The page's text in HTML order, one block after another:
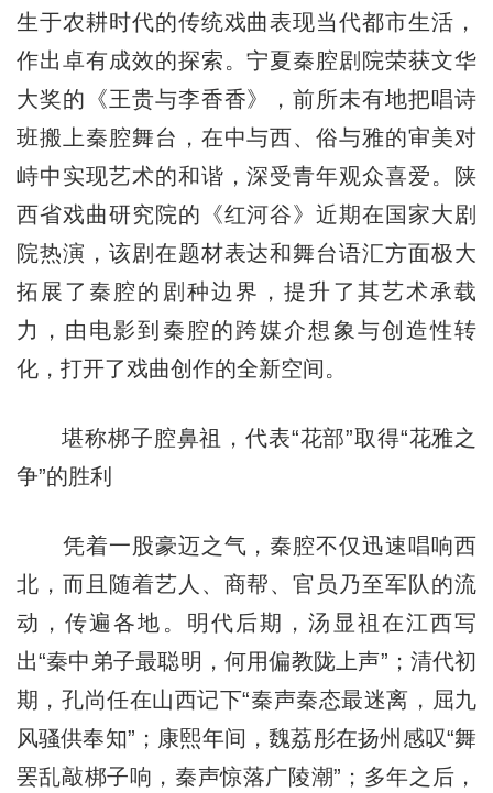
生于农耕时代的传统戏曲表现当代都市生活，
作出卓有成效的探索。宁夏秦腔剧院荣获文华
大奖的《王贵与李香香》，前所未有地把唱诗
班搬上秦腔舞台，在中与西、俗与雅的审美对
峙中实现艺术的和谐，深受青年观众喜爱。陕
西省戏曲研究院的《红河谷》近期在国家大剧
院热演，该剧在题材表达和舞台语汇方面极大
拓展了秦腔的剧种边界，提升了其艺术承载
力，由电影到秦腔的跨媒介想象与创造性转
化，打开了戏曲创作的全新空间。
堪称梆子腔鼻祖，代表“花部”取得“花雅之
争”的胜利
凭着一股豪迈之气，秦腔不仅迅速唱响西
北，而且随着艺人、商帮、官员乃至军队的流
动，传遍各地。明代后期，汤显祖在江西写
出“秦中弟子最聪明，何用偏教陇上声”；清代初
期，孔尚任在山西记下“秦声秦态最迷离，屈九
风骚供奉知”；康熙年间，魏荔彤在扬州感叹“舞
罢乱敲梆子响，秦声惊落广陵潮”；多年之后，